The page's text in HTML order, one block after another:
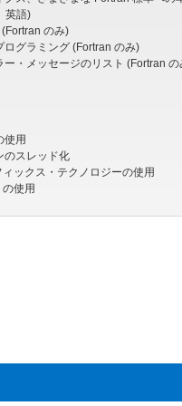
英語)
のみ)
ログラミング (Fortran のみ)
ー・メッセージのリスト (Fortran の
使用
のスレッド化
ィックス・テクノロジーの使用
使用